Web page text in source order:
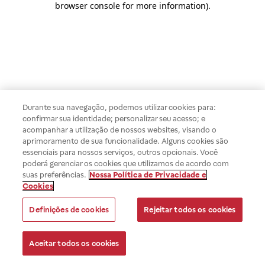
browser console for more information).
Durante sua navegação, podemos utilizar cookies para:
confirmar sua identidade; personalizar seu acesso; e
acompanhar a utilização de nossos websites, visando o
aprimoramento de sua funcionalidade. Alguns cookies são
essenciais para nossos serviços, outros opcionais. Você
poderá gerenciar os cookies que utilizamos de acordo com
suas preferências. Nossa Política de Privacidade e
Cookies
Definições de cookies Rejeitar todos os cookies
Aceitar todos os cookies